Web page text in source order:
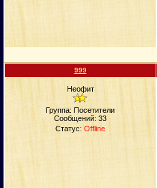
999
Неофит
Группа: Посетители
Сообщений: 33
Статус: Offline